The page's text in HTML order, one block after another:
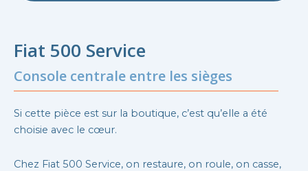
Fiat 500 Service
Console centrale entre les sièges
Si cette pièce est sur la boutique, c’est qu’elle a été
choisie avec le cœur.
Chez Fiat 500 Service, on restaure, on roule, on casse,